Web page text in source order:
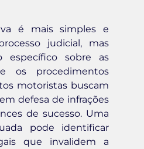
é mais simples e
judicial, mas
específico sobre as
os procedimentos
motoristas buscam
defesa de infrações
de sucesso. Uma
pode identificar
que invalidem a